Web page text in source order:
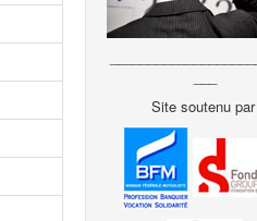
Site soutenu par